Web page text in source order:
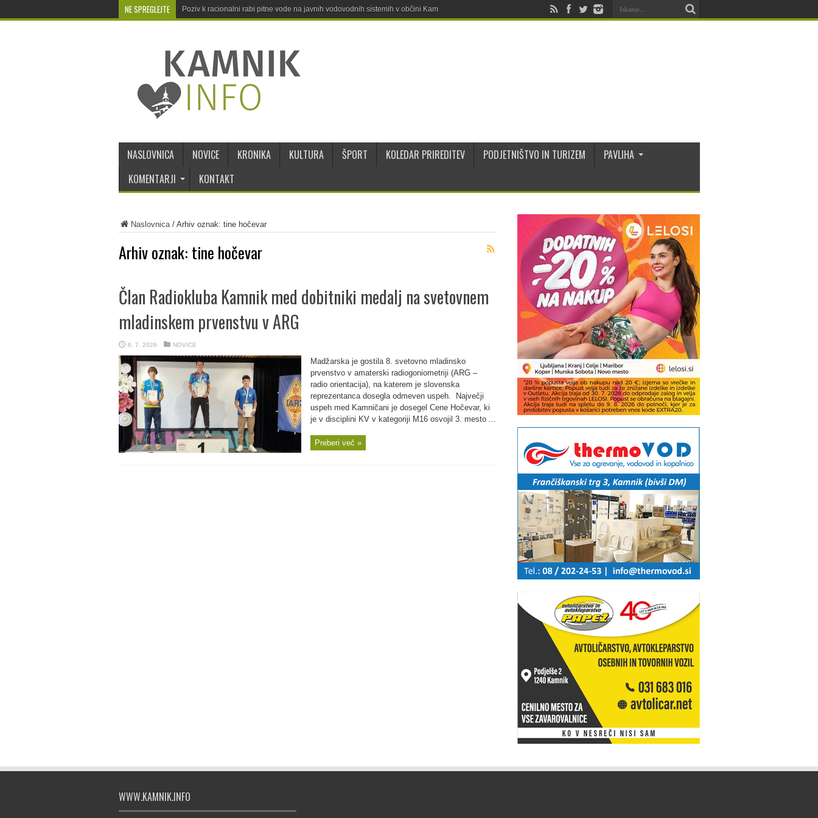
NE SPREGLEJTE Poziv k racionalni rabi pitne vode na javnih vodovodnih sistemih v občini Kamnik
NASLOVNICA NOVICE KRONIKA KULTURA ŠPORT KOLEDAR PRIREDITEV PODJETNIŠTVO IN TURIZEM
PAVLIHA
KOMENTARJI
KONTAKT
Naslovnica/ Arhiv oznak: tine hočevar
Arhiv oznak: tine hočevar
Član Radiokluba Kamnik med dobitniki medalj na svetovnem
mladinskem prvenstvu v ARG
6. 7. 2026 NOVICE
Madžarska je gostila 8. svetovno mladinsko
prvenstvo v amaterski radiogoniometriji (ARG –
radio orientacija), na katerem je slovenska
reprezentanca dosegla odmeven uspeh. Največji
uspeh med Kamničani je dosegel Cene Hočevar, ki
je v disciplini KV v kategoriji M16 osvojil 3. mesto ...
Preberi več »
WWW.KAMNIK.INFO